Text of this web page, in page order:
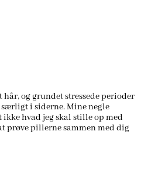
og grundet stressede perioder
i siderne. Mine negle
hvad jeg skal stille op med
prøve pillerne sammen med dig